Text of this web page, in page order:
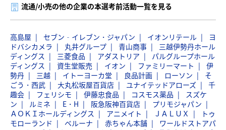
流通/小売の他の企業の本選考前活動一覧を見る
高島屋 セブン‐イレブン・ジャパン イオンリテール
ヨ
ドバシカメラ
丸井グループ 青山商事
三越伊勢丹ホール
ディングス
三菱食品 アダストリア
パルグループホール
ディングス
資生堂販売 イオン ファミリーマート
伊
勢丹
三越 イトーヨーカ堂 良品計画 ローソン
そ
ごう・西武
大丸松坂屋百貨店 ユナイテッドアローズ
千
趣会
フェリシモ 伊藤忠食品 コスモス薬品
スズケ
ン
ルミネ E・H 阪急阪神百貨店
プリモジャパン
ＡＯＫＩホールディングス
アニメイト ＪＡＬＵＸ
トゥ
モローランド
ベルーナ 赤ちゃん本舗
ワールドストアパ